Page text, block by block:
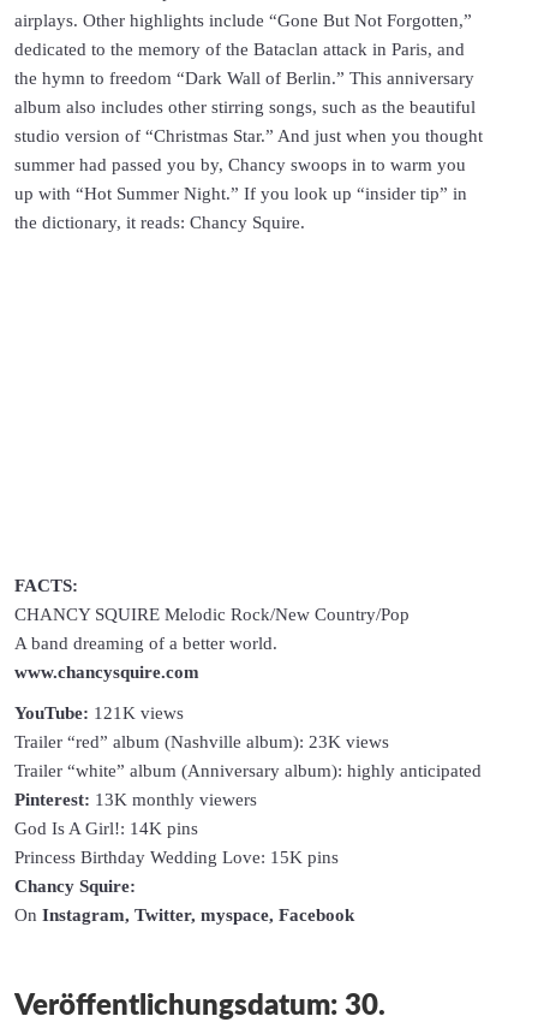
airplays. Other highlights include “Gone But Not Forgotten,”
dedicated to the memory of the Bataclan attack in Paris, and
the hymn to freedom “Dark Wall of Berlin.” This anniversary
album also includes other stirring songs, such as the beautiful
studio version of “Christmas Star.” And just when you thought
summer had passed you by, Chancy swoops in to warm you
up with “Hot Summer Night.” If you look up “insider tip” in
the dictionary, it reads: Chancy Squire.
FACTS:
CHANCY SQUIRE Melodic Rock/New Country/Pop
A band dreaming of a better world.
www.chancysquire.com
YouTube: 121K views
Trailer “red” album (Nashville album): 23K views
Trailer “white” album (Anniversary album): highly anticipated
Pinterest: 13K monthly viewers
God Is A Girl!: 14K pins
Princess Birthday Wedding Love: 15K pins
Chancy Squire:
On Instagram, Twitter, myspace, Facebook
Veröffentlichungsdatum: 30.